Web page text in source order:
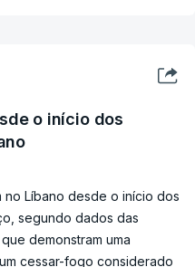
existencial à
o Irão possua armas
Eles usariam
Israel, a Europa e
o início dos
no Líbano desde o início dos
segundo dados das
demonstram uma
cessar-fogo considerado